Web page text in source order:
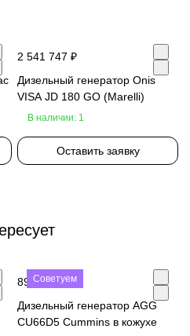
2 541 747 ₽
Дизельный генератор Onis
VISA JD 180 GO (Marelli)
В наличии: 1
Оставить заявку
Советуем
890 000 ₽
Дизельный генератор AGG
CU66D5 Cummins в кожухе